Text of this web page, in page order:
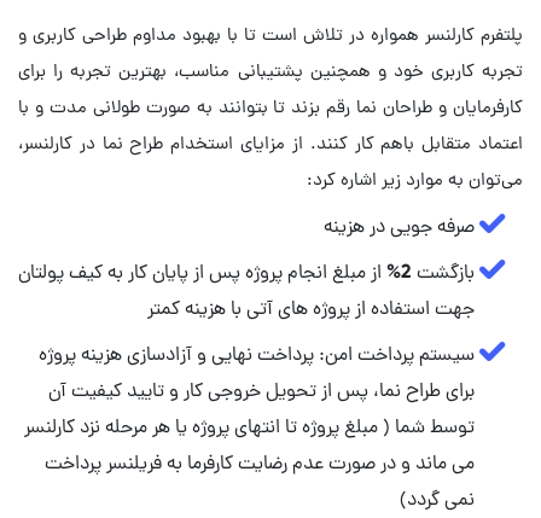
پلتفرم کارلنسر همواره در تلاش است تا با بهبود مداوم طراحی کاربری و
تجربه کاربری خود و همچنین پشتیبانی مناسب، بهترین تجربه را برای
کارفرمایان و طراحان نما رقم بزند تا بتوانند به صورت طولانی مدت و با
اعتماد متقابل باهم کار کنند. از مزایای استخدام طراح نما در کارلنسر،
می‌توان به موارد زیر اشاره کرد:
صرفه جویی در هزینه
بازگشت 2% از مبلغ انجام پروژه پس از پایان کار به کیف پولتان
جهت استفاده از پروژه های آتی با هزینه کمتر
سیستم پرداخت امن: پرداخت نهایی و آزادسازی هزینه پروژه
برای طراح نما، پس از تحویل خروجی کار و تایید کیفیت آن
توسط شما ( مبلغ پروژه تا انتهای پروژه یا هر مرحله نزد کارلنسر
می ماند و در صورت عدم رضایت کارفرما به فریلنسر پرداخت
نمی گردد)